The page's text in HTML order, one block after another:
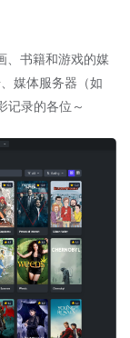
线设备
、书籍和游戏的媒
媒体服务器（如
记录的各位～